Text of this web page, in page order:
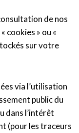
de nos
cookies » ou «
sur votre
via l’utilisation
public du
dans l’intérêt
(pour les traceurs